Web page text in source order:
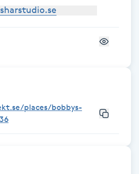
places/bobbys-